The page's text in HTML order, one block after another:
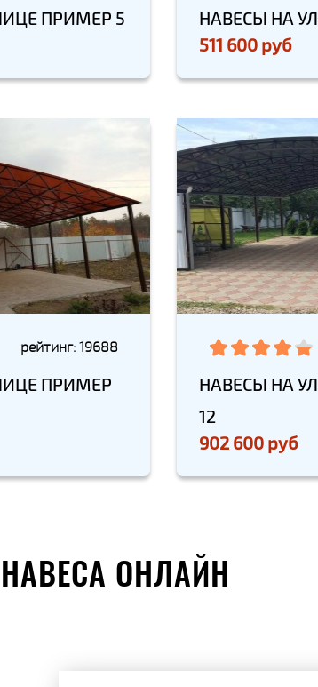
ПРИМЕР 5
НАВЕСЫ НА
511 600 руб
рейтинг: 19688
ПРИМЕР
НАВЕСЫ НА
12
902 600 руб
ОНЛАЙН